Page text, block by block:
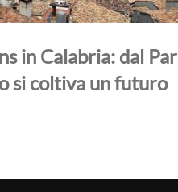
in Calabria: dal
si coltiva un futuro